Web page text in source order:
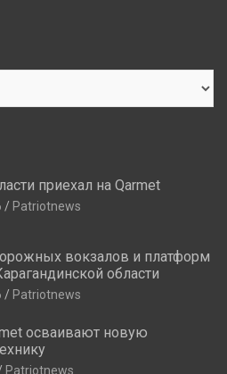
приехал на Qarmet
Patriotnews
вокзалов и платформ
области
Patriotnews
осваивают новую
Patriotnews